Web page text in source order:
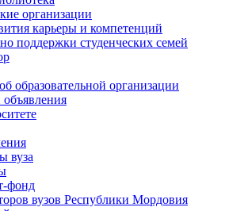
организации
карьеры и компетенций
поддержки студенческих семей
образовательной организации
вуза
фонд
вузов Республики Мордовия